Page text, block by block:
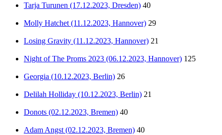
Tarja Turunen (17.12.2023, Dresden) 40
Molly Hatchet (11.12.2023, Hannover) 29
Losing Gravity (11.12.2023, Hannover) 21
Night of The Proms 2023 (06.12.2023, Hannover) 125
Georgia (10.12.2023, Berlin) 26
Delilah Holliday (10.12.2023, Berlin) 21
Donots (02.12.2023, Bremen) 40
Adam Angst (02.12.2023, Bremen) 40